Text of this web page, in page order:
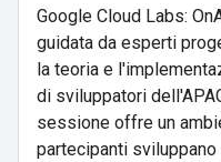
Google Cloud Labs:
guidata da esperti
la teoria e
di sviluppatori
sessione offre un
partecipanti